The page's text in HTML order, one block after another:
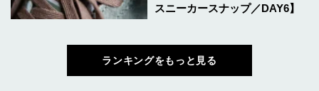
スニーカースナップ／DAY6】
ランキングをもっと見る